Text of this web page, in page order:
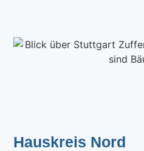
Hauskreis Nord